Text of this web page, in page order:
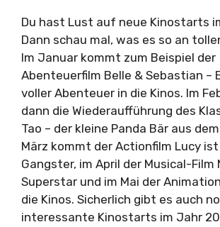
Du hast Lust auf neue Kinostarts
Dann schau mal, was es so an
Im Januar kommt zum Beispiel der
Abenteuerfilm Belle & Sebastian –
voller Abenteuer in die Kinos. Im
dann die Wiederaufführung des
Tao – der kleine Panda Bär aus
März kommt der Actionfilm Lucy
Gangster, im April der Musical-Film
Superstar und im Mai der
die Kinos. Sicherlich gibt es auch
interessante Kinostarts im Jahr